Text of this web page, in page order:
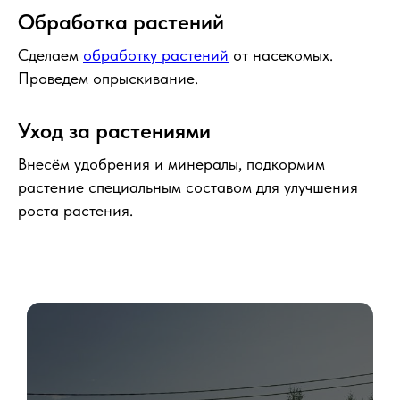
Обработка растений
Сделаем обработку растений от насекомых.
Проведем опрыскивание.
Уход за растениями
Внесём удобрения и минералы, подкормим
растение специальным составом для улучшения
роста растения.